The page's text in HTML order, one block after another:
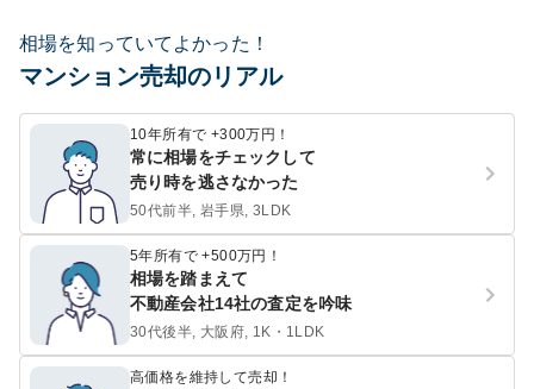
相場を知っていてよかった！
マンション売却のリアル
10年所有で +300万円！
常に相場をチェックして
売り時を逃さなかった
50代前半, 岩手県, 3LDK
5年所有で +500万円！
相場を踏まえて
不動産会社14社の査定を吟味
30代後半, 大阪府, 1K・1LDK
高価格を維持して売却！